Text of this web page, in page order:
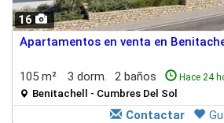
16
Apartamentos en venta en
105 m² 3 dorm. 2 baños Hace 24
Benitachell - Cumbres Del Sol
Contactar